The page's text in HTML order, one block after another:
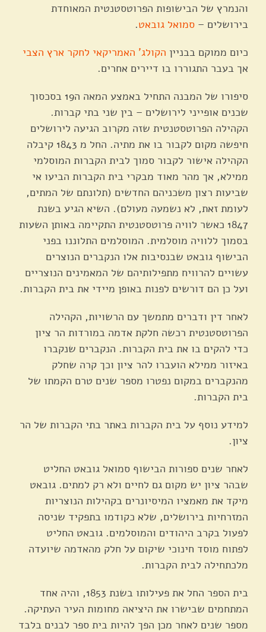
והנמרץ של הבישופות הפרוטסטנטית המאוחדת
בירושלים – סמואל גובאט.
כיום ממוקם בבניין הקולג' האמריקאי לחקר ארץ הצבי
אך בעבר התגוררו בו דיירים אחרים.
סיפורו של המבנה התחיל באמצע המאה ה19 בסכסוך
שכנים אופייני לירושלים – בין שני בתי קברות.
הקהילה הפרוטסטנטית שזה מקרוב הגיעה לירושלים
חיפשה מקום לקבור בו את מתיה. החל מ 1843 קיבלה
הקהילה אישור לקבור סמוך לבית הקברות המוסלמי
ממילא, אך מהר מאוד מבקרי בית הקברות הביעו אי
שביעות רצון משכניהם החדשים (תלונתם של המתים,
לעומת זאת, לא נשמעה מעולם). השיא הגיע בשנת
1847 כאשר לוויה פרוטסטנטית התקיימה באותן השעות
בסמוך ללוויה מוסלמית. המוסלמים התלוננו בפני
הבישוף גובאט שבנסיבות אלו הנקברים הנוצרים
עשויים להרוויח מתפילותיהם של המאמינים הנוצריים
ועל כן הם דורשים לפנות באופן מיידי את בית הקברות.
לאחר דין ודברים מתמשך עם הרשויות, הקהילה
הפרוטסטנטית רכשה חלקת אדמה במורדות הר ציון
כדי להקים בו את בית הקברות. הנקברים שנקברו
באיזור ממילא הועברו להר ציון וכך קרה שחלק
מהנקברים במקום נפטרו מספר שנים טרם הקמתו של
בית הקברות.
למידע נוסף על בית הקברות באתר בתי הקברות של הר
ציון.
לאחר שנים ספורות הבישוף סמואל גובאט החליט
שבהר ציון יש מקום גם לחיים ולא רק למתים. גובאט
מיקד את מאמציו המיסיונרים בקהילות הנוצריות
המזרחיות בירושלים, שלא כקודמו בתפקיד שניסה
לפעול בקרב היהודים והמוסלמים. גובאט החליט
לפתוח מוסד חינוכי שיקום על חלק מהאדמה שיועדה
מלכתחילה לבית הקברות.
בית הספר החל את פעילותו בשנת 1853, והיה אחד
המתחמים שבישרו את היציאה מחומות העיר העתיקה.
מספר שנים לאחר מכן הפך להיות בית ספר לבנים בלבד